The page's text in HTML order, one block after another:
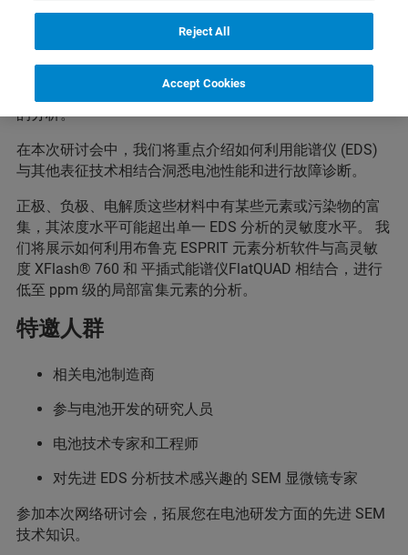
改进电池化学成分和制造工艺对于实现清洁能源经济至关
重要。实际上，能量密度、充放电效率和电池寿命与电池
内部的电化学反应以及制造或循环过程中形成的结构特征
有关。一般来说，所有这些参数的优化都是一个多尺度、
多模式的挑战，包括对正极、负极、电解质及其各自界面
的分析。
在本次研讨会中，我们将重点介绍如何利用能谱仪 (EDS)
与其他表征技术相结合洞悉电池性能和进行故障诊断。
正极、负极、电解质这些材料中有某些元素或污染物的富
集，其浓度水平可能超出单一 EDS 分析的灵敏度水平。 我
们将展示如何利用布鲁克 ESPRIT 元素分析软件与高灵敏
度 XFlash® 760 和 平插式能谱仪FlatQUAD 相结合，进行
低至 ppm 级的局部富集元素的分析。
特邀人群
相关电池制造商
参与电池开发的研究人员
电池技术专家和工程师
对先进 EDS 分析技术感兴趣的 SEM 显微镜专家
参加本次网络研讨会，拓展您在电池研发方面的先进 SEM
技术知识。
Reject All
Accept Cookies